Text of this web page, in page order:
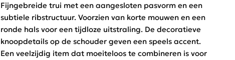
Fijngebreide trui met een aangesloten pasvorm en een
subtiele ribstructuur. Voorzien van korte mouwen en een
ronde hals voor een tijdloze uitstraling. De decoratieve
knoopdetails op de schouder geven een speels accent.
Een veelzijdig item dat moeiteloos te combineren is voor